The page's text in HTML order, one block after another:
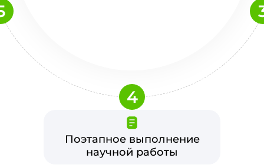
Поэтапное выполнение
научной работы
4